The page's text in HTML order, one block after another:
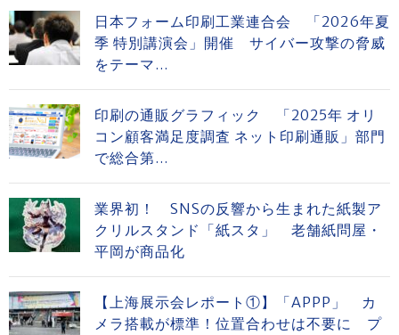
日本フォーム印刷工業連合会 「2026年夏
季 特別講演会」開催 サイバー攻撃の脅威
をテーマ...
印刷の通販グラフィック 「2025年 オリ
コン顧客満足度調査 ネット印刷通販」部門
で総合第...
業界初！ SNSの反響から生まれた紙製ア
クリルスタンド「紙スタ」 老舗紙問屋・
平岡が商品化
【上海展示会レポート①】「APPP」 カ
メラ搭載が標準！位置合わせは不要に プ